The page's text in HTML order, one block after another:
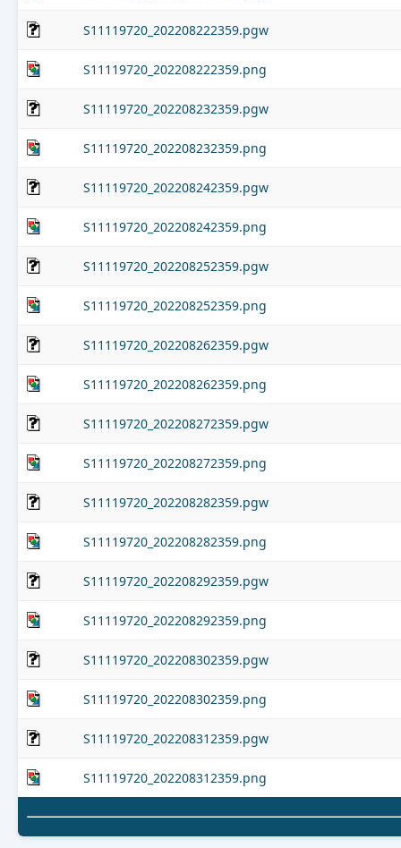
S11119720_202208222359.pgw
S11119720_202208222359.png
S11119720_202208232359.pgw
S11119720_202208232359.png
S11119720_202208242359.pgw
S11119720_202208242359.png
S11119720_202208252359.pgw
S11119720_202208252359.png
S11119720_202208262359.pgw
S11119720_202208262359.png
S11119720_202208272359.pgw
S11119720_202208272359.png
S11119720_202208282359.pgw
S11119720_202208282359.png
S11119720_202208292359.pgw
S11119720_202208292359.png
S11119720_202208302359.pgw
S11119720_202208302359.png
S11119720_202208312359.pgw
S11119720_202208312359.png